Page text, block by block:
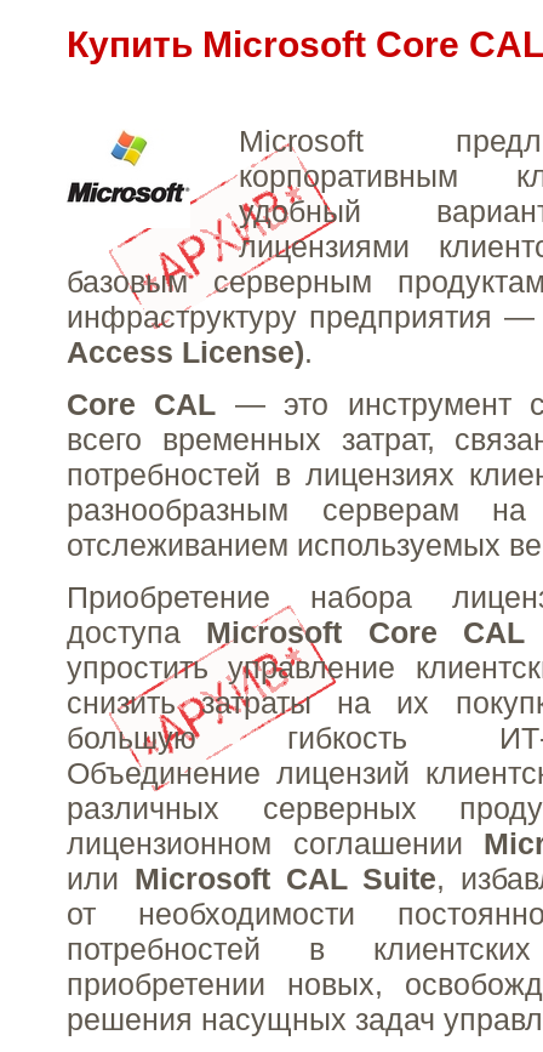
Купить Microsoft Core CAL
Microsoft
корпоративным
удобный
лицензиями
базовым серверным
инфраструктуру предприятия
Access License).
Core CAL — это инструмент
всего временных затрат,
потребностей в лицензиях
разнообразным серверам
отслеживанием используемых
Приобретение набора
доступа Microsoft Core CAL
упростить управление
снизить затраты на их
большую гибкость ИТ-
Объединение лицензий
различных серверных
лицензионном соглашении
или Microsoft CAL Suite,
от необходимости
потребностей в
приобретении новых,
решения насущных задач